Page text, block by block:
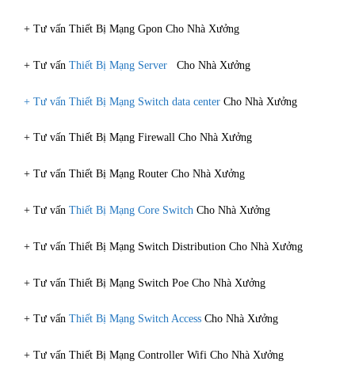
+ Tư vấn Thiết Bị Mạng Gpon Cho Nhà Xưởng
+ Tư vấn Thiết Bị Mạng Server Cho Nhà Xưởng
+ Tư vấn Thiết Bị Mạng Switch data center Cho Nhà Xưởng
+ Tư vấn Thiết Bị Mạng Firewall Cho Nhà Xưởng
+ Tư vấn Thiết Bị Mạng Router Cho Nhà Xưởng
+ Tư vấn Thiết Bị Mạng Core Switch Cho Nhà Xưởng
+ Tư vấn Thiết Bị Mạng Switch Distribution Cho Nhà Xưởng
+ Tư vấn Thiết Bị Mạng Switch Poe Cho Nhà Xưởng
+ Tư vấn Thiết Bị Mạng Switch Access Cho Nhà Xưởng
+ Tư vấn Thiết Bị Mạng Controller Wifi Cho Nhà Xưởng